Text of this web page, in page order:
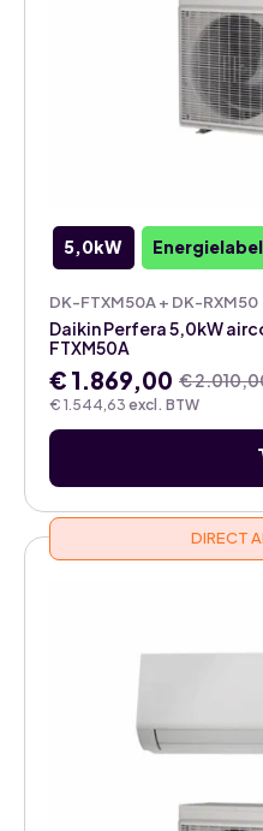
5,0kW
DK-FTXM50A + DK-RXM50
€ 1.544,63 excl. BTW
Daikin Perfera 5,0kW
FTXM50A
€
Oorspronkelijke
prijs
was:
€ 1.869,00
Huidige
prijs
is:
DIRECT